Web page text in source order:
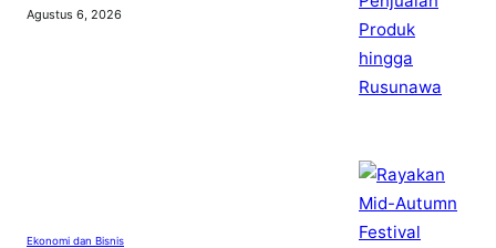
Agustus 6, 2026
Ekonomi dan Bisnis